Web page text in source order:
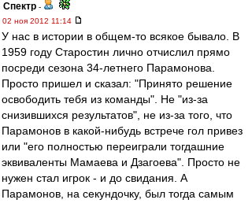
Спектр -
02 ноя 2012 11:14
У нас в истории в общем-то всякое бывало. В
1959 году Старостин лично отчислил прямо
посреди сезона 34-летнего Парамонова.
Просто пришел и сказал: "Принято решение
освободить тебя из команды". Не "из-за
снизившихся результатов", не из-за того, что
Парамонов в какой-нибудь встрече гол привез
или "его полностью переиграли тогдашние
эквиваленты Мамаева и Дзагоева". Просто не
нужен стал игрок - и до свидания. А
Парамонов, на секундочку, был тогда самым